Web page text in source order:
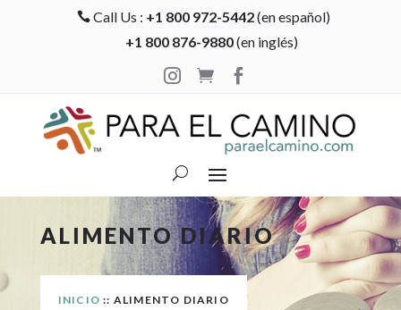
 Call Us : +1 800 972-5442(en español)
+1 800 876-9880(en inglés)

 
ALIMENTO DIARIO
INICIO :: ALIMENTO DIARIO